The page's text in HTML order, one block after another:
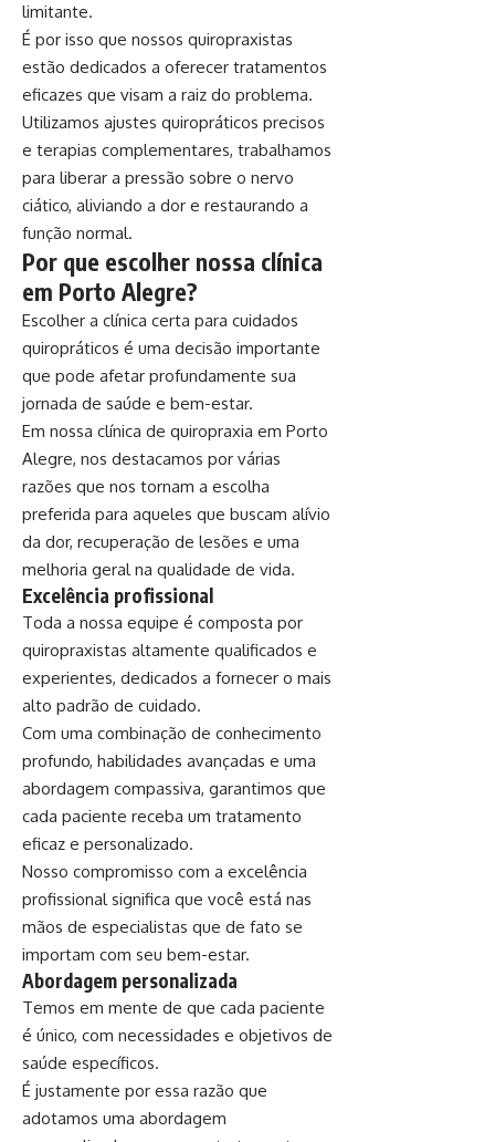
limitante.
É por isso que nossos quiropraxistas
estão dedicados a oferecer tratamentos
eficazes que visam a raiz do problema.
Utilizamos ajustes quiropráticos precisos
e terapias complementares, trabalhamos
para liberar a pressão sobre o nervo
ciático, aliviando a dor e restaurando a
função normal.
Por que escolher nossa clínica
em Porto Alegre?
Escolher a clínica certa para cuidados
quiropráticos é uma decisão importante
que pode afetar profundamente sua
jornada de saúde e bem-estar.
Em nossa clínica de quiropraxia em Porto
Alegre, nos destacamos por várias
razões que nos tornam a escolha
preferida para aqueles que buscam alívio
da dor, recuperação de lesões e uma
melhoria geral na qualidade de vida.
Excelência profissional
Toda a nossa equipe é composta por
quiropraxistas altamente qualificados e
experientes, dedicados a fornecer o mais
alto padrão de cuidado.
Com uma combinação de conhecimento
profundo, habilidades avançadas e uma
abordagem compassiva, garantimos que
cada paciente receba um tratamento
eficaz e personalizado.
Nosso compromisso com a excelência
profissional significa que você está nas
mãos de especialistas que de fato se
importam com seu bem-estar.
Abordagem personalizada
Temos em mente de que cada paciente
é único, com necessidades e objetivos de
saúde específicos.
É justamente por essa razão que
adotamos uma abordagem